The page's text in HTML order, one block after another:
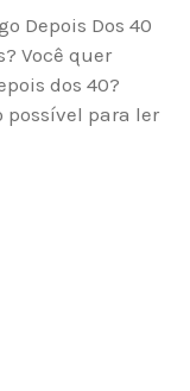
Depois Dos 40
Você quer
dos 40?
possível para ler